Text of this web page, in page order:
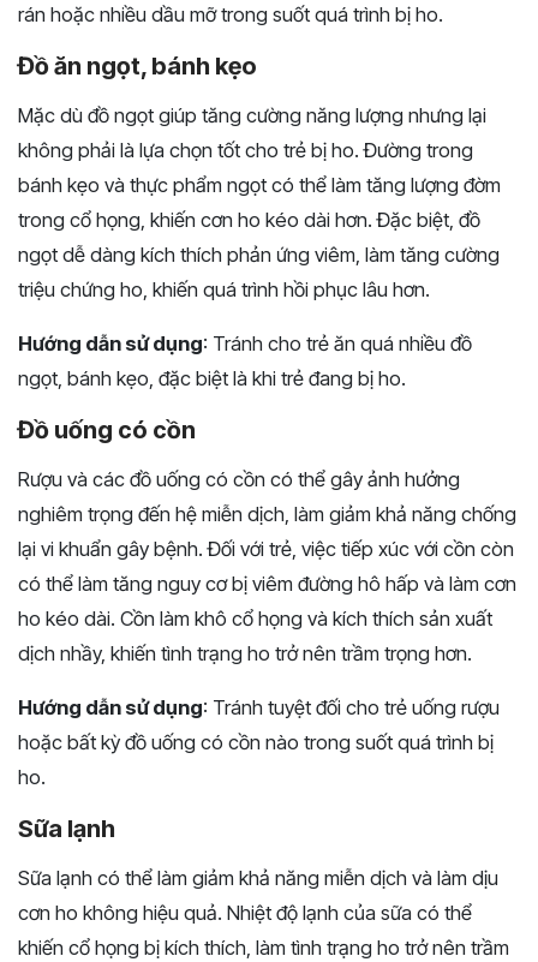
rán hoặc nhiều dầu mỡ trong suốt quá trình bị ho.
Đồ ăn ngọt, bánh kẹo
Mặc dù đồ ngọt giúp tăng cường năng lượng nhưng lại
không phải là lựa chọn tốt cho trẻ bị ho. Đường trong
bánh kẹo và thực phẩm ngọt có thể làm tăng lượng đờm
trong cổ họng, khiến cơn ho kéo dài hơn. Đặc biệt, đồ
ngọt dễ dàng kích thích phản ứng viêm, làm tăng cường
triệu chứng ho, khiến quá trình hồi phục lâu hơn.
Hướng dẫn sử dụng: Tránh cho trẻ ăn quá nhiều đồ
ngọt, bánh kẹo, đặc biệt là khi trẻ đang bị ho.
Đồ uống có cồn
Rượu và các đồ uống có cồn có thể gây ảnh hưởng
nghiêm trọng đến hệ miễn dịch, làm giảm khả năng chống
lại vi khuẩn gây bệnh. Đối với trẻ, việc tiếp xúc với cồn còn
có thể làm tăng nguy cơ bị viêm đường hô hấp và làm cơn
ho kéo dài. Cồn làm khô cổ họng và kích thích sản xuất
dịch nhầy, khiến tình trạng ho trở nên trầm trọng hơn.
Hướng dẫn sử dụng: Tránh tuyệt đối cho trẻ uống rượu
hoặc bất kỳ đồ uống có cồn nào trong suốt quá trình bị
ho.
Sữa lạnh
Sữa lạnh có thể làm giảm khả năng miễn dịch và làm dịu
cơn ho không hiệu quả. Nhiệt độ lạnh của sữa có thể
khiến cổ họng bị kích thích, làm tình trạng ho trở nên trầm